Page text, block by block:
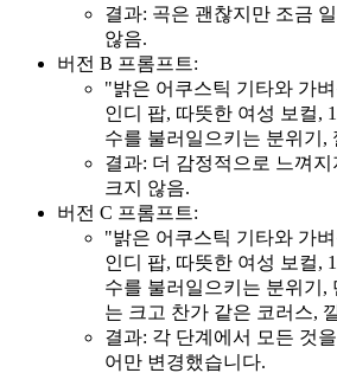
결과: 곡은 괜찮지만 조금
않음.
버전 B 프롬프트:
"밝은 어쿠스틱 기타와 가
인디 팝, 따뜻한 여성 보컬,
수를 불러일으키는 분위기,
결과: 더 감정적으로 느껴
크지 않음.
버전 C 프롬프트:
"밝은 어쿠스틱 기타와 가
인디 팝, 따뜻한 여성 보컬,
수를 불러일으키는 분위기,
는 크고 찬가 같은 코러스,
결과: 각 단계에서 모든 것
어만 변경했습니다.